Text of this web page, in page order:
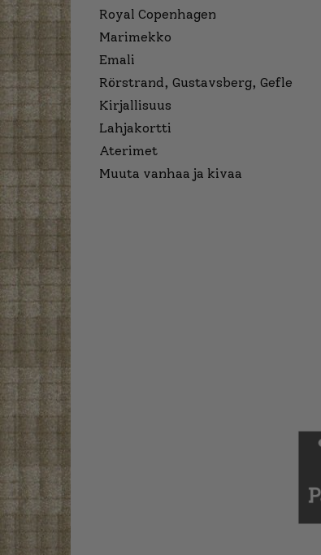
Royal Copenhagen
Marimekko
Emali
Rörstrand, Gustavsberg, Gefle
Kirjallisuus
Lahjakortti
Aterimet
Muuta vanhaa ja kivaa